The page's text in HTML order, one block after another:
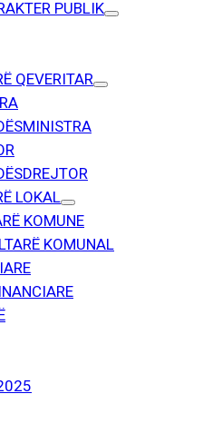
PUBLIK
QEVERITAR
LOKAL
KOMUNE
KOMUNAL